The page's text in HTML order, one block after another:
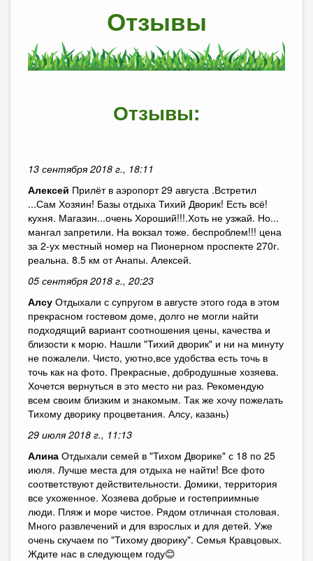
Отзывы
Отзывы:
13 сентября 2018 г., 18:11
Алексей Прилёт в аэропорт 29 августа .Встретил
...Сам Хозяин! Базы отдыха Тихий Дворик! Есть всё!
кухня. Магазин...очень Хороший!!!.Хоть не узжай. Но...
мангал запретили. На вокзал тоже. беспроблем!!! цена
за 2-ух местный номер на Пионерном проспекте 270г.
реальна. 8.5 км от Анапы. Алексей.
05 сентября 2018 г., 20:23
Алсу Отдыхали с супругом в августе этого года в этом
прекрасном гостевом доме, долго не могли найти
подходящий вариант соотношения цены, качества и
близости к морю. Нашли "Тихий дворик" и ни на минуту
не пожалели. Чисто, уютно,все удобства есть точь в
точь как на фото. Прекрасные, добродушные хозяева.
Хочется вернуться в это место ни раз. Рекомендую
всем своим близким и знакомым. Так же хочу пожелать
Тихому дворику процветания. Алсу, казань)
29 июля 2018 г., 11:13
Алина Отдыхали семей в "Тихом Дворике" с 18 по 25
июля. Лучше места для отдыха не найти! Все фото
соответствуют действительности. Домики, территория
все ухоженное. Хозяева добрые и гостеприимные
люди. Пляж и море чистое. Рядом отличная столовая.
Много развлечений и для взрослых и для детей. Уже
очень скучаем по "Тихому дворику". Семья Кравцовых.
Ждите нас в следующем году😊